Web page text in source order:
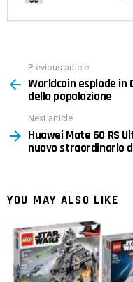
more
Previous article
Worldcoin esplode in
della popolazione
Next article
Huawei Mate 60 RS
nuovo straordinario
YOU MAY ALSO LIKE